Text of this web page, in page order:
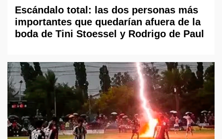
Escándalo total: las dos personas más
importantes que quedarían afuera de la
boda de Tini Stoessel y Rodrigo de Paul